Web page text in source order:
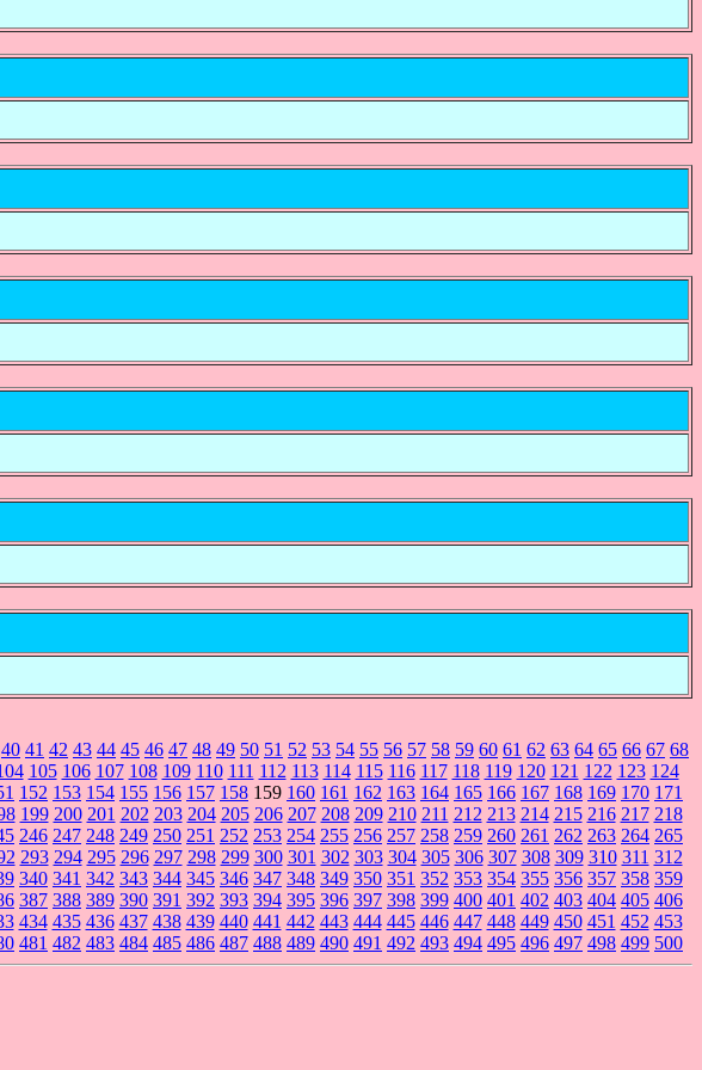
40 41 42 43 44 45 46 47 48 49 50 51 52 53 54 55 56 57 58 59 60 61 62 63 64 65 66 67 68
105 106 107 108 109 110 111 112 113 114 115 116 117 118 119 120 121 122 123 124
152 153 154 155 156 157 158 159 160 161 162 163 164 165 166 167 168 169 170 171
199 200 201 202 203 204 205 206 207 208 209 210 211 212 213 214 215 216 217 218
246 247 248 249 250 251 252 253 254 255 256 257 258 259 260 261 262 263 264 265
293 294 295 296 297 298 299 300 301 302 303 304 305 306 307 308 309 310 311 312
340 341 342 343 344 345 346 347 348 349 350 351 352 353 354 355 356 357 358 359
387 388 389 390 391 392 393 394 395 396 397 398 399 400 401 402 403 404 405 406
434 435 436 437 438 439 440 441 442 443 444 445 446 447 448 449 450 451 452 453
481 482 483 484 485 486 487 488 489 490 491 492 493 494 495 496 497 498 499 500